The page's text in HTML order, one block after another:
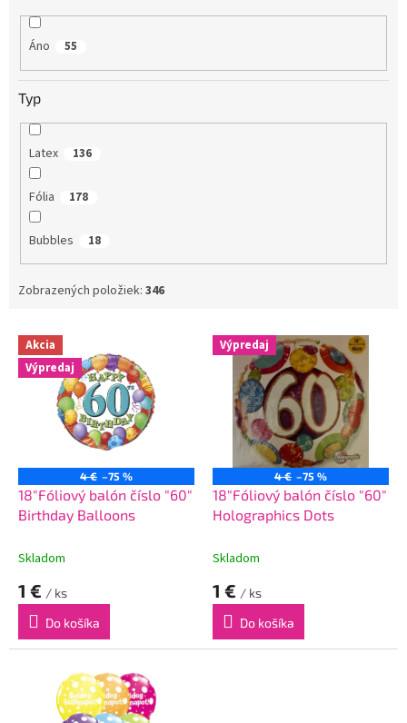
Áno 55
Typ
Latex 136
Fólia 178
Bubbles 18
Zobrazených položiek: 346
V
p
Akcia
Výpredaj
4 € –75 %
18"Fóliový balón číslo "60"
Birthday Balloons
Skladom
1 € / ks
Do košíka
Výpredaj
4 € –75 %
18"Fóliový balón číslo "60"
Holographics Dots
Skladom
1 € / ks
Do košíka